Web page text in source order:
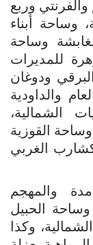
وربع
وساحة أبناء
وساحة
للمديرات
ودوغان
والداودية
الشمالية،
القوزية
الغربي
والمهجم
الحبيل
وكذا